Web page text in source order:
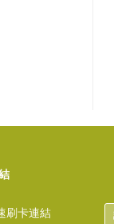
刷卡連結